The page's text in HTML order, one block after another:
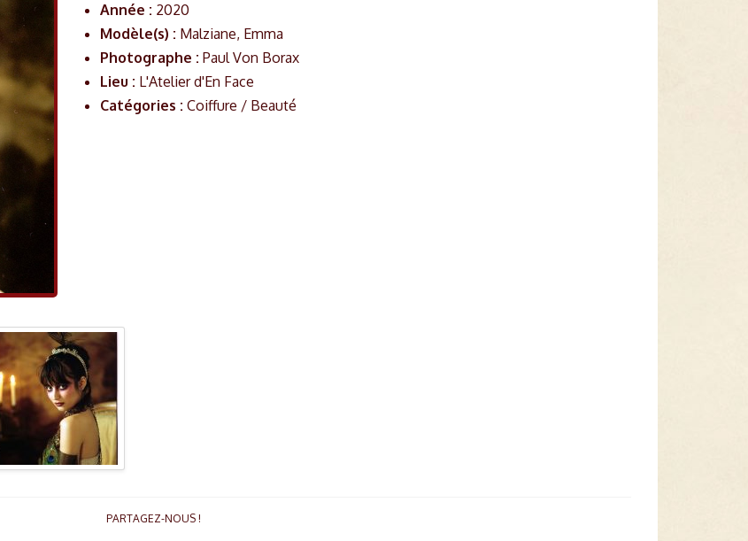
Année : 2020
Modèle(s) : Malziane, Emma
Photographe :Paul Von Borax
Lieu : L'Atelier d'En Face
Catégories :Coiffure / Beauté
PARTAGEZ-NOUS !